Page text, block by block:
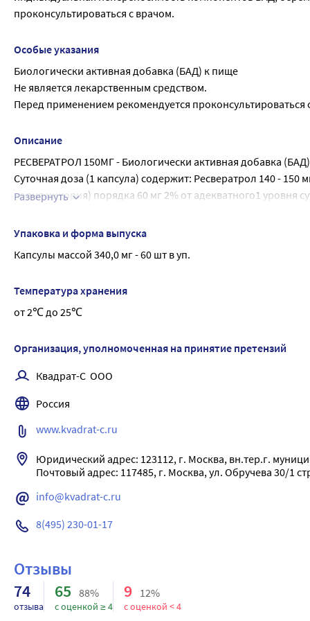
проконсультироваться с врачом.
Особые указания
Биологически активная добавка (БАД) к пище
Не является лекарственным средством.
Перед применением рекомендуется проконсультироваться
Описание
РЕСВЕРАТРОЛ 150МГ - Биологически активная добавка
Суточная доза (1 капсула) содержит: Ресвератрол 140 -
корня цикория) порядка 60 мг 2% от адекватного1 уровня
(контролю)» (Глава II, раздел 1, Приложение 5);
АКТИВНЫЕ ИНГРЕДИЕНТЫ: Ресвератрол защищает клетки
физической нагрузке. Благодаря наличию
тем самым препятствуя развитию атеросклероза. Обладая
повышенного артериального давления. Это
способен усиливать биологический эффект витамина С
Инулин не переваривается в желудочно-кишечном тракте и
питательной средой для роста полезных бактерий.
сахара в крови, укреплению иммунитета и улучшению
Развернуть
Упаковка и форма выпуска
Капсулы массой 340,0 мг - 60 шт в уп.
Температура хранения
от 2℃ до 25℃
Организация, уполномоченная на принятие претензий
Квадрат-С  ООО
Россия
www.kvadrat-c.ru
Юридический адрес: 123112, г. Москва, вн.тер.г.
info@kvadrat-c.ru
8(495) 230-01-17
Отзывы
74
отзыва
65 88%
с оценкой ≥ 4
9 12%
с оценкой < 4